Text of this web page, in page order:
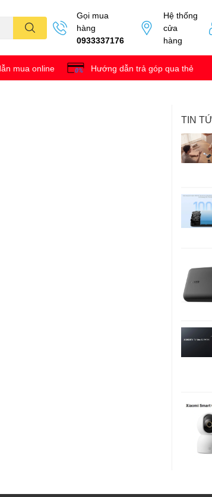
Gọi mua
hàng
0933337176
Hệ thống
cửa
hàng
mua online Hướng dẫn trả góp qua thẻ
TIN